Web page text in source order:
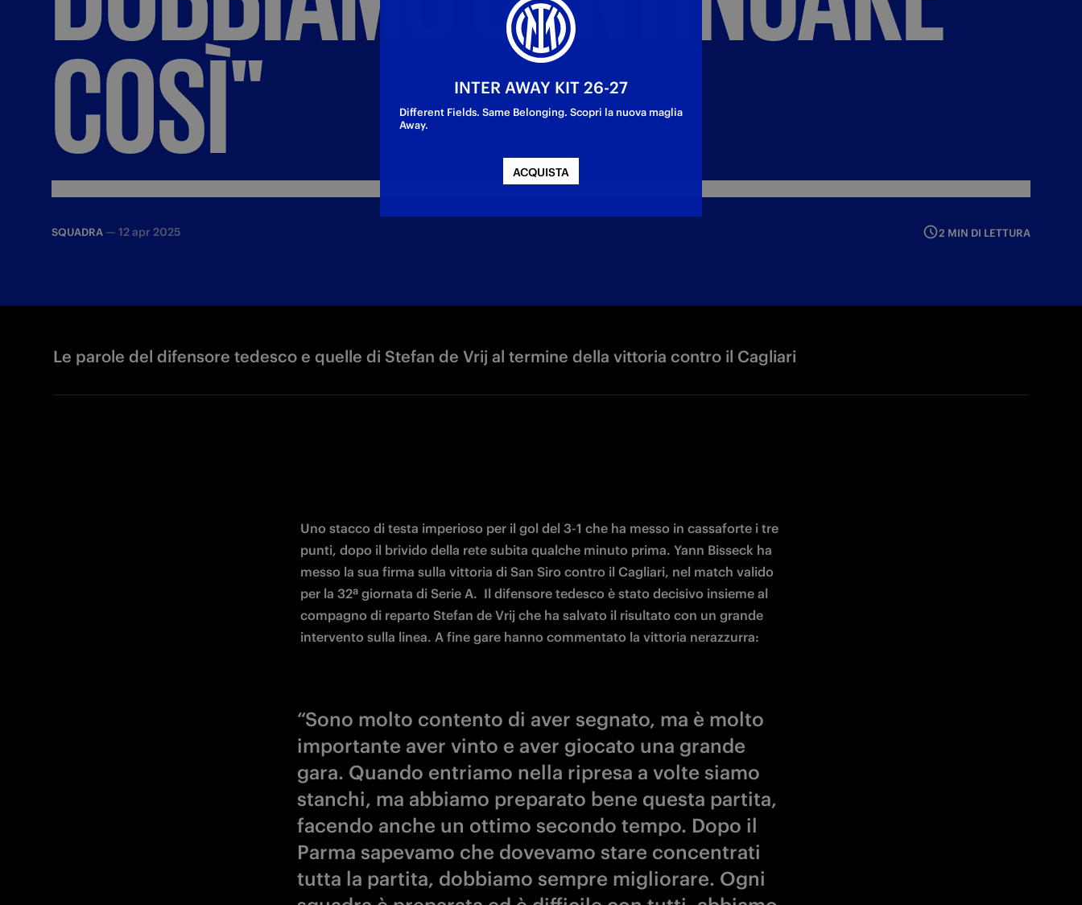
COSÌ"
SQUADRA — 12 apr 2025 2 MIN DI LETTURA
Le parole del difensore tedesco e quelle di Stefan de Vrij al termine della vittoria contro il Cagliari
Uno stacco di testa imperioso per il gol del 3-1 che ha messo in cassaforte i tre
punti, dopo il brivido della rete subita qualche minuto prima. Yann Bisseck ha
messo la sua firma sulla vittoria di San Siro contro il Cagliari, nel match valido
per la 32ª giornata di Serie A.  Il difensore tedesco è stato decisivo insieme al
compagno di reparto Stefan de Vrij che ha salvato il risultato con un grande
intervento sulla linea. A fine gare hanno commentato la vittoria nerazzurra:
“Sono molto contento di aver segnato, ma è molto
importante aver vinto e aver giocato una grande
gara. Quando entriamo nella ripresa a volte siamo
stanchi, ma abbiamo preparato bene questa partita,
facendo anche un ottimo secondo tempo. Dopo il
Parma sapevamo che dovevamo stare concentrati
tutta la partita, dobbiamo sempre migliorare. Ogni
INTER AWAY KIT 26-27
Different Fields. Same Belonging. Scopri la nuova maglia
Away.
ACQUISTA